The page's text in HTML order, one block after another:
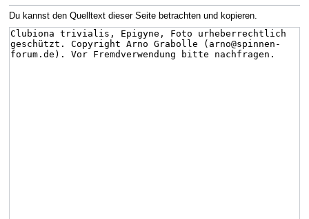
Du kannst den Quelltext dieser Seite betrachten und kopieren.